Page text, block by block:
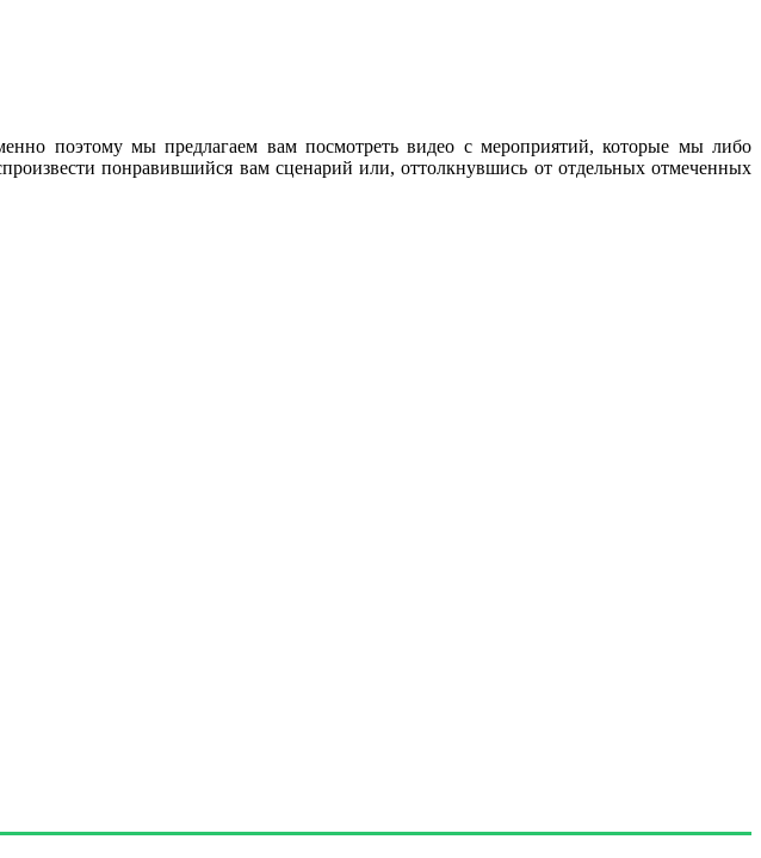
поэтому мы предлагаем вам посмотреть видео с мероприятий, которые мы либо
понравившийся вам сценарий или, оттолкнувшись от отдельных отмеченных